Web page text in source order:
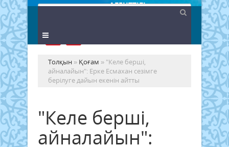
АГЕНТТІГІ
Толқын » Қоғам » "Келе берші,
айналайын": Ерке Есмахан сезімге
берілуге дайын екенін айтты
"Келе берші,
айналайын":